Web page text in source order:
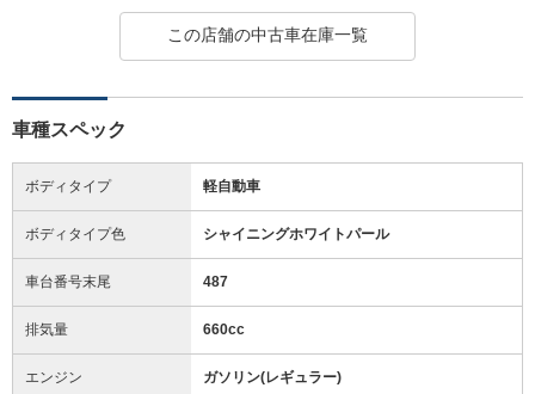
この店舗の中古車在庫一覧
車種スペック
ボディタイプ 軽自動車
ボディタイプ色 シャイニングホワイトパール
車台番号末尾 487
排気量 660cc
エンジン ガソリン(レギュラー)